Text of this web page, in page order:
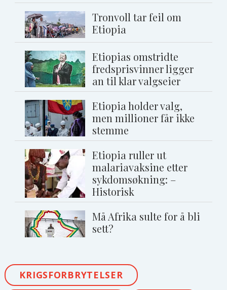
Tronvoll tar feil om
Etiopia
Etiopias omstridte
fredsprisvinner ligger
an til klar valgseier
Etiopia holder valg,
men millioner får ikke
stemme
Etiopia ruller ut
malariavaksine etter
sykdomsøkning: –
Historisk
Må Afrika sulte for å bli
sett?
KRIGSFORBRYTELSER